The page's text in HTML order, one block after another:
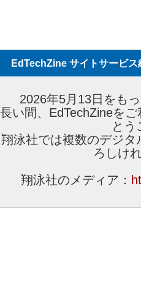
EdTechZine サイトサービス
2026年5月13日をも
長い間、EdTechZineを
とう
翔泳社では複数のデジ
ろしけ
翔泳社のメディア：